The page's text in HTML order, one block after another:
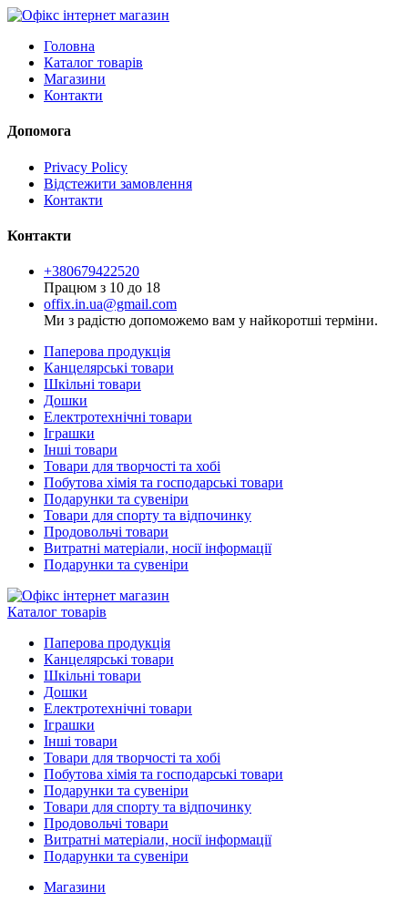
Головна
Каталог товарів
Магазини
Контакти
Допомога
Privacy Policy
Відстежити замовлення
Контакти
Контакти
+380679422520
Працюм з 10 до 18
offix.in.ua@gmail.com
Ми з радістю допоможемо вам у найкоротші терміни.
Паперова продукція
Канцелярські товари
Шкільні товари
Дошки
Електротехнічні товари
Іграшки
Інші товари
Товари для творчості та хобі
Побутова хімія та господарські товари
Подарунки та сувеніри
Товари для спорту та відпочинку
Продовольчі товари
Витратні матеріали, носії інформації
Подарунки та сувеніри
Каталог товарів
Паперова продукція
Канцелярські товари
Шкільні товари
Дошки
Електротехнічні товари
Іграшки
Інші товари
Товари для творчості та хобі
Побутова хімія та господарські товари
Подарунки та сувеніри
Товари для спорту та відпочинку
Продовольчі товари
Витратні матеріали, носії інформації
Подарунки та сувеніри
Магазини